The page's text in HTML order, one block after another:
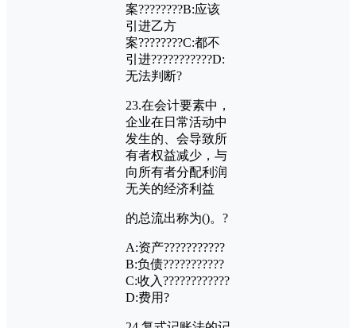
案????????B:应该
引进乙方
案????????C:都不
引进???????????D:
无法判断?
23.在会计要素中，
企业在日常活动中
发生的、会导致所
有者权益减少，与
向所有者分配利润
无关的经济利益
的总流出称为()。?
A:资产???????????
B:负债???????????
C:收入????????????
D:费用?